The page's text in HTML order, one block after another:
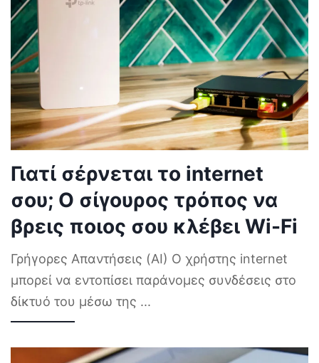
Γιατί σέρνεται το internet
σου; Ο σίγουρος τρόπος να
βρεις ποιος σου κλέβει Wi-Fi
Γρήγορες Απαντήσεις (AI) Ο χρήστης internet
μπορεί να εντοπίσει παράνομες συνδέσεις στο
δίκτυό του μέσω της ...